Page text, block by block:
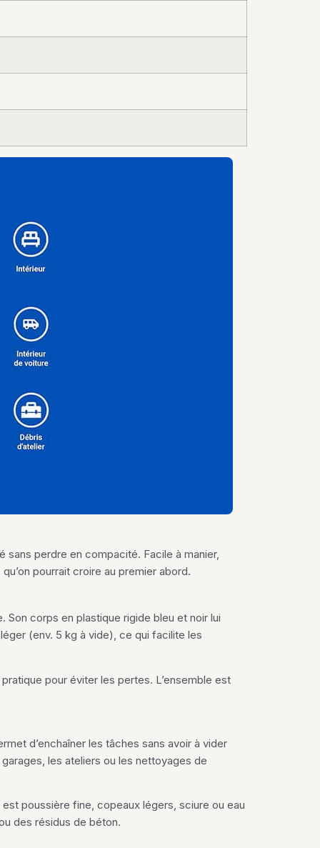
perdre en compacité. Facile à manier,
pourrait croire au premier abord.
corps en plastique rigide bleu et noir lui
(env. 5 kg à vide), ce qui facilite les
pour éviter les pertes. L’ensemble est
d’enchaîner les tâches sans avoir à vider
les ateliers ou les nettoyages de
poussière fine, copeaux légers, sciure ou eau
des résidus de béton.